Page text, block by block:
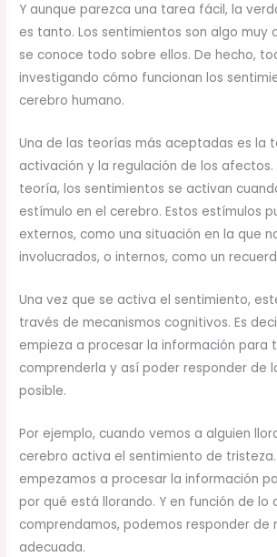
Y aunque parezca una tarea fácil, la
es tanto. Los sentimientos son algo muy
se conoce todo sobre ellos. De hecho,
investigando cómo funcionan los
cerebro humano.
Una de las teorías más aceptadas es la
activación y la regulación de los afectos.
teoría, los sentimientos se activan
estímulo en el cerebro. Estos estímulos
externos, como una situación en la que
involucrados, o internos, como un
Una vez que se activa el sentimiento,
través de mecanismos cognitivos. Es
empieza a procesar la información para
comprenderla y así poder responder de
posible.
Por ejemplo, cuando vemos a alguien
cerebro activa el sentimiento de
empezamos a procesar la información
por qué está llorando. Y en función de lo
comprendamos, podemos responder de
adecuada.